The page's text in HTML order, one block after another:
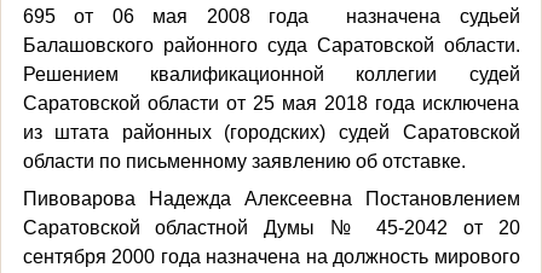
695 от 06 мая 2008 года назначена судьей
Балашовского районного суда Саратовской области.
Решением квалификационной коллегии судей
Саратовской области от 25 мая 2018 года исключена
из штата районных (городских) судей Саратовской
области по письменному заявлению об отставке.
Пивоварова Надежда Алексеевна Постановлением
Саратовской областной Думы № 45-2042 от 20
сентября 2000 года назначена на должность мирового